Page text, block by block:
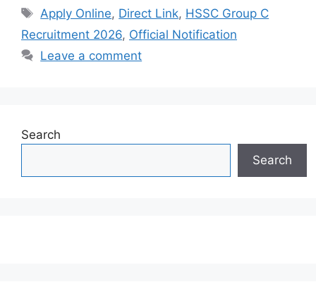
Tags
Apply Online, Direct Link, HSSC Group C
Recruitment 2026, Official Notification
Leave a comment
Search
Search